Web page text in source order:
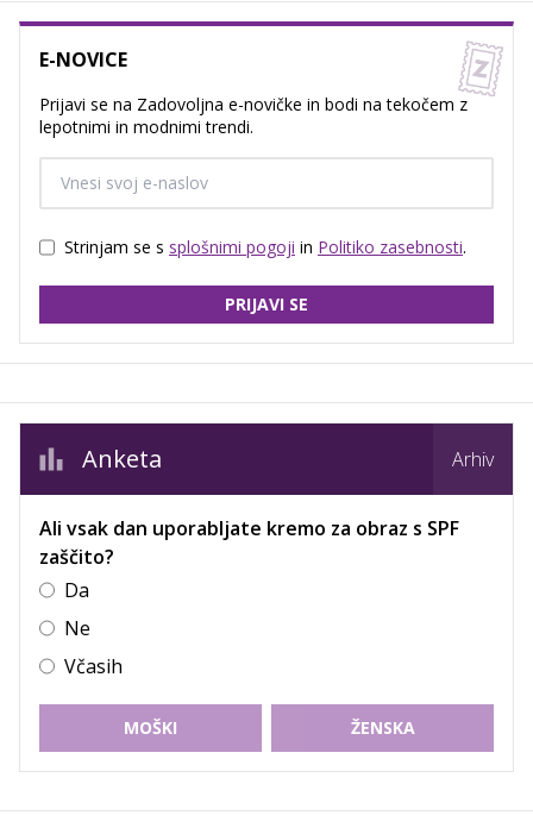
E-NOVICE
Prijavi se na Zadovoljna e-novičke in bodi na tekočem z
lepotnimi in modnimi trendi.
Strinjam se s splošnimi pogoji in Politiko zasebnosti.
PRIJAVI SE
Anketa Arhiv
Ali vsak dan uporabljate kremo za obraz s SPF
zaščito?
Da
Ne
Včasih
MOŠKI ŽENSKA